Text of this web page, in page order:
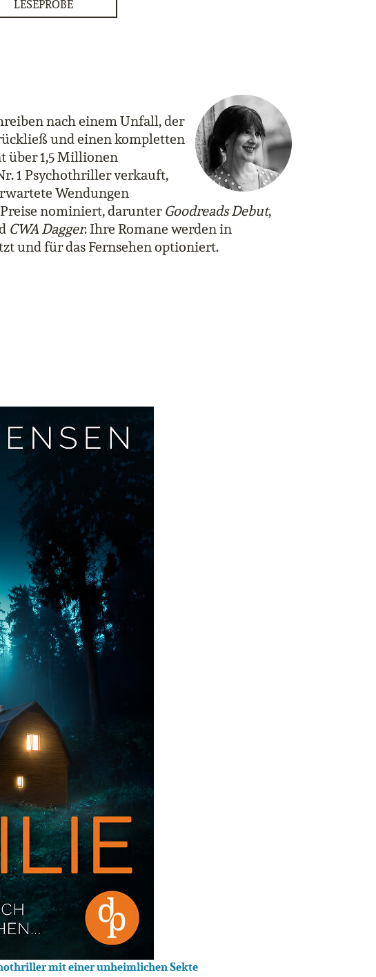
LESEPROBE
nach einem Unfall, der
und einen kompletten
über 1,5 Millionen
1 Psychothriller verkauft,
Wendungen
nominiert, darunterGoodreads Debut,
CWA Dagger. Ihre Romane werden in
und für das Fernsehen optioniert.
mit einer unheimlichen Sekte